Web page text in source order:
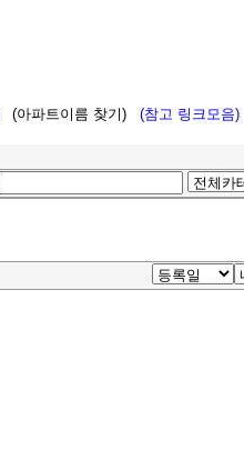
(아파트이름 찾기) (참고 링크모음)